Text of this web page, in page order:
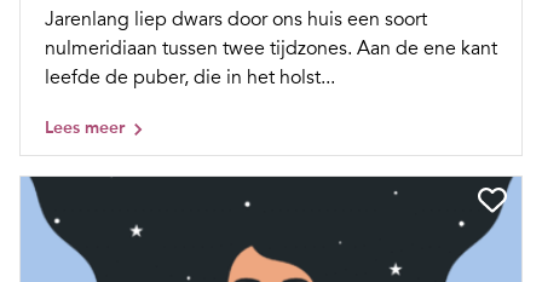
Jarenlang liep dwars door ons huis een soort
nulmeridiaan tussen twee tijdzones. Aan de ene kant
leefde de puber, die in het holst...
Lees meer